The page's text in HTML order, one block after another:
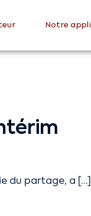
Notre appli
du partage, a […]